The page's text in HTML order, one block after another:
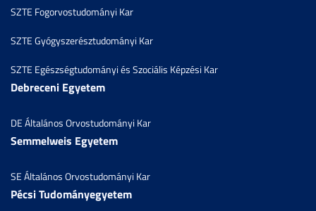
SZTE Fogorvostudományi Kar
SZTE Gyógyszerésztudományi Kar
SZTE Egészségtudományi és Szociális Képzési Kar
Debreceni Egyetem
DE Általános Orvostudományi Kar
Semmelweis Egyetem
SE Általános Orvostudományi Kar
Pécsi Tudományegyetem